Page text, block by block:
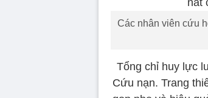
Các nhân viên cứu
Tổng chỉ huy lực
Cứu nạn. Trang